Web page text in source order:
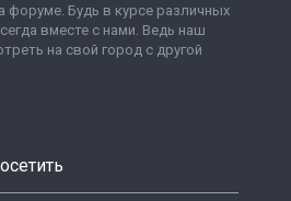
форуме. Будь в курсе различных
вместе с нами. Ведь наш
на свой город с другой